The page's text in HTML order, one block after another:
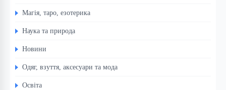
Магія, таро, езотерика
Наука та природа
Новини
Одяг, взуття, аксесуари та мода
Освіта